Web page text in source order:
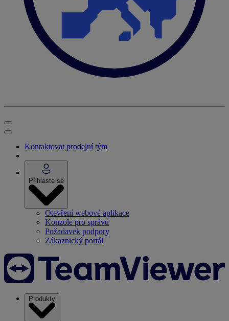
Kontaktovat prodejní tým
Přihlaste se
Otevření webové aplikace
Konzole pro správu
Požadavek podpory
Zákaznický portál
Produkty